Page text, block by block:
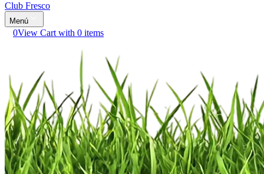
Club Fresco
Menú
0View Cart with 0 items